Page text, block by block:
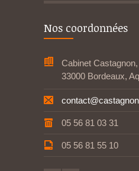
Nos coordonnées
Cabinet
33000 Bordeaux,
05 56 81 03 31
05 56 81 55 10